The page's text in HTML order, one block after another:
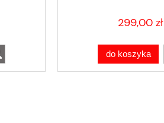
299,00 zł
do koszyka